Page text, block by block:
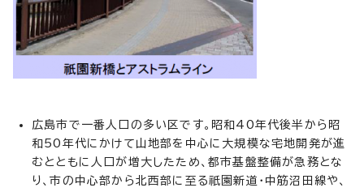
広島市で一番人口の多い区です。昭和40年代後半から昭
和50年代にかけて山地部を中心に大規模な宅地開発が進
むとともに人口が増大したため、都市基盤整備が急務とな
り、市の中心部から北西部に至る祇園新道・中筋沼田線や、